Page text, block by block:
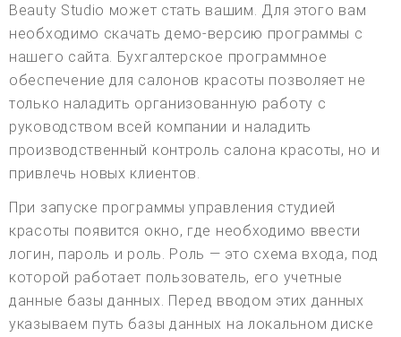
Beauty Studio может стать вашим. Для этого вам
необходимо скачать демо-версию программы с
нашего сайта. Бухгалтерское программное
обеспечение для салонов красоты позволяет не
только наладить организованную работу с
руководством всей компании и наладить
производственный контроль салона красоты, но и
привлечь новых клиентов.
При запуске программы управления студией
красоты появится окно, где необходимо ввести
логин, пароль и роль. Роль — это схема входа, под
которой работает пользователь, его учетные
данные базы данных. Перед вводом этих данных
указываем путь базы данных на локальном диске